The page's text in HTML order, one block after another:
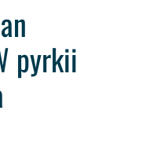
pyrkii